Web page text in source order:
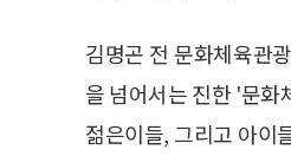
김명곤 전 문화체육관
을 넘어서는 진한 '문
젊은이들, 그리고 아이